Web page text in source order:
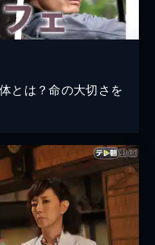
とは？命の大切さを